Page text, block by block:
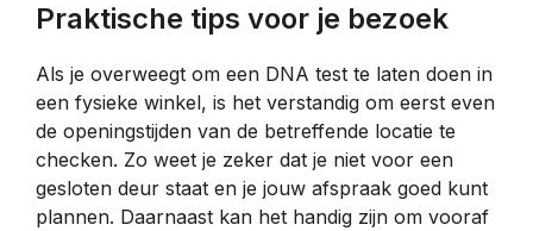
Praktische tips voor je bezoek
Als je overweegt om een DNA test te laten doen in
een fysieke winkel, is het verstandig om eerst even
de openingstijden van de betreffende locatie te
checken. Zo weet je zeker dat je niet voor een
gesloten deur staat en je jouw afspraak goed kunt
plannen. Daarnaast kan het handig zijn om vooraf